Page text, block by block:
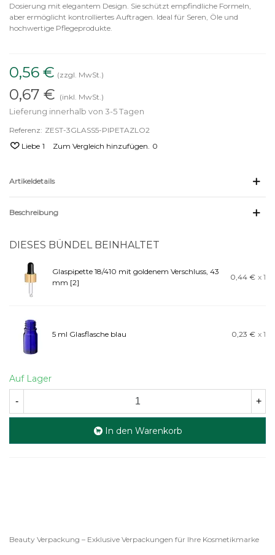
Dosierung mit elegantem Design. Sie schützt empfindliche Formeln,
aber ermöglicht kontrolliertes Auftragen. Ideal für Seren, Öle und
hochwertige Pflegeprodukte.
0,56 € (zzgl. MwSt.)
0,67 € (inkl. MwSt.)
Lieferung innerhalb von 3-5 Tagen
Referenz: ZEST-3GLASS5-PIPETAZLO2
Liebe 1 Zum Vergleich hinzufügen. 0
Artikeldetails
Beschreibung
DIESES BÜNDEL BEINHALTET
Glaspipette 18/410 mit goldenem Verschluss, 43
mm [2]
0,44 € x 1
5 ml Glasflasche blau 0,23 € x 1
Auf Lager
- +
In den Warenkorb
Beauty Verpackung – Exklusive Verpackungen für Ihre Kosmetikmarke